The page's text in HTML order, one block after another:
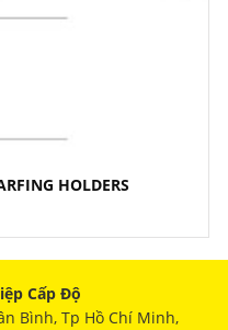
HOLDERS
Cấp Độ
Bình, Tp Hồ Chí Minh,